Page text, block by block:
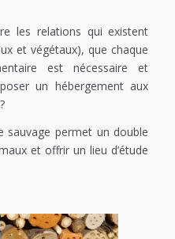
les relations qui existent
et végétaux), que chaque
est nécessaire et
un hébergement aux
sauvage permet un double
et offrir un lieu d’étude